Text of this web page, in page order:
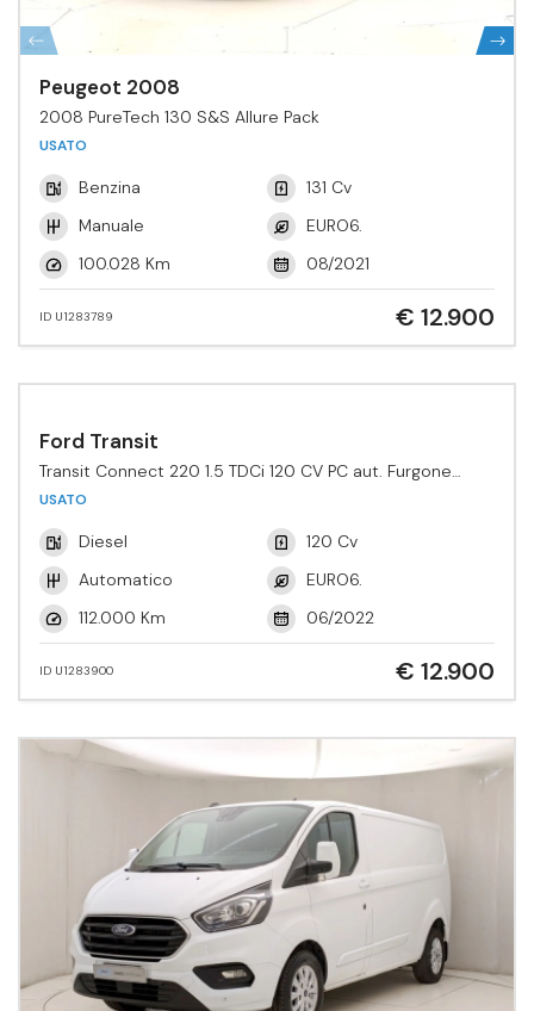
Peugeot 2008
2008 PureTech 130 S&S Allure Pack
USATO
Benzina
131 Cv
Manuale
EURO6.
100.028 Km
08/2021
ID U1283789 € 12.900
Ford Transit
Transit Connect 220 1.5 TDCi 120 CV PC aut. Furgone
Active
USATO
Diesel
120 Cv
Automatico
EURO6.
112.000 Km
06/2022
ID U1283900 € 12.900